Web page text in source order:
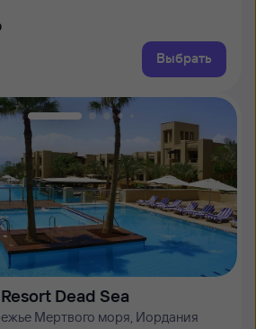
Выбрать
Dead Sea
Мертвого моря, Иордания